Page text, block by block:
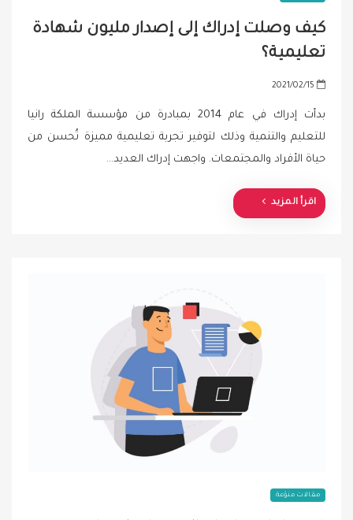
كيف وصلت إدراك إلى إصدار مليون شهادة
تعليمية؟
P
t
e
o
n
2021/02/15
بدأت إدراك في عام 2014 بمبادرة من مؤسسة الملكة رانيا
للتعليم والتنمية وذلك لتوفير تجربة تعليمية مميزة تُحسن من
حياة الأفراد والمجتمعات. واجهت إدراك العديد…
اقرأ المزيد
مقالات منوّعة